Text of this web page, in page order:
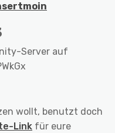
Server auf
wollt, benutzt doch
Link für eure